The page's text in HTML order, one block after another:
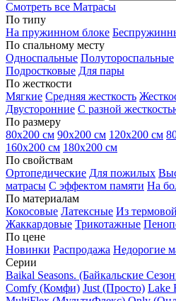
Смотреть все Матрасы
По типу
На пружинном блоке
По спальному месту
Односпальные Полутороспальные
Подростковые Для пары
По жесткости
Мягкие Средняя жесткость
Двусторонние С разной
По размеру
80х200 см 90х200 см 120х200 см
160х200 см 180х200 см
По свойствам
Ортопедические Для пожилых
матрасы С эффектом памяти На
По материалам
Кокосовые Латексные Из
Жаккардовые Трикотажные
По цене
Новинки Распродажа Недорогие
Серии
Baikal Seasons. (Байкальские
Comfy (Комфи) Just (Просто) Lake